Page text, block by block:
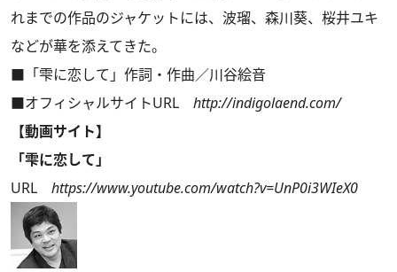
れまでの作品のジャケットには、波瑠、森川葵、桜井ユキ
などが華を添えてきた。
■「雫に恋して」作詞・作曲／川谷絵音
■オフィシャルサイトURL http://indigolaend.com/
【動画サイト】
「雫に恋して」
URL https://www.youtube.com/watch?v=UnP0i3WIeX0